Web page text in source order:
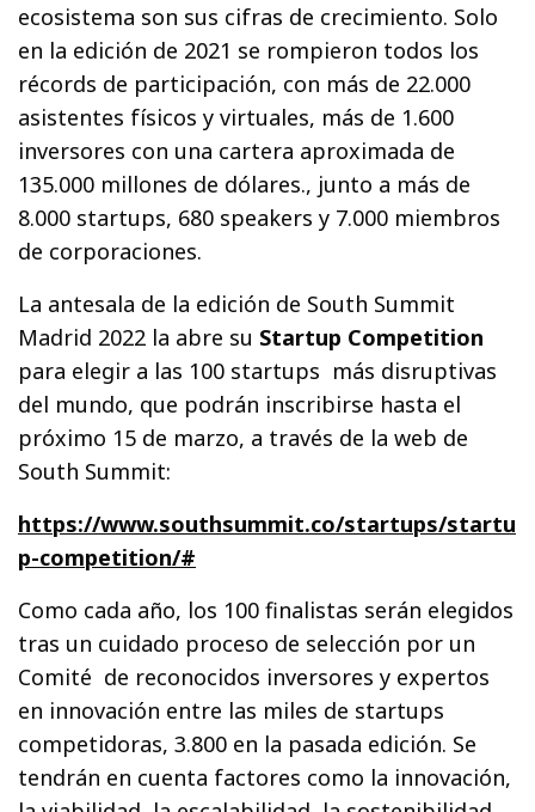
ecosistema son sus cifras de crecimiento. Solo
en la edición de 2021 se rompieron todos los
récords de participación, con más de 22.000
asistentes físicos y virtuales, más de 1.600
inversores con una cartera aproximada de
135.000 millones de dólares., junto a más de
8.000 startups, 680 speakers y 7.000 miembros
de corporaciones.
La antesala de la edición de South Summit
Madrid 2022 la abre su Startup Competition
para elegir a las 100 startups más disruptivas
del mundo, que podrán inscribirse hasta el
próximo 15 de marzo, a través de la web de
South Summit:
https://www.southsummit.co/startups/startu
p-competition/#
Como cada año, los 100 finalistas serán elegidos
tras un cuidado proceso de selección por un
Comité de reconocidos inversores y expertos
en innovación entre las miles de startups
competidoras, 3.800 en la pasada edición. Se
tendrán en cuenta factores como la innovación,